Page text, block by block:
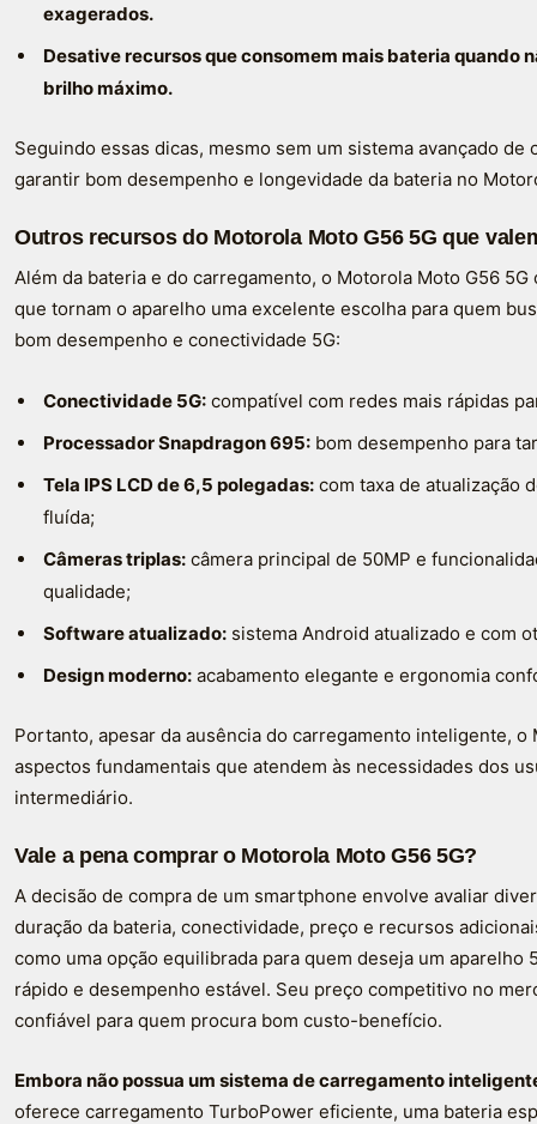
exagerados.
Desative recursos que consomem mais bateria quando
brilho máximo.
Seguindo essas dicas, mesmo sem um sistema avançado
garantir bom desempenho e longevidade da bateria no
Outros recursos do Motorola Moto G56 5G que
Além da bateria e do carregamento, o Motorola Moto G56
que tornam o aparelho uma excelente escolha para quem
bom desempenho e conectividade 5G:
Conectividade 5G: compatível com redes mais rápidas
Processador Snapdragon 695: bom desempenho para
Tela IPS LCD de 6,5 polegadas: com taxa de atualização
fluída;
Câmeras triplas: câmera principal de 50MP e
qualidade;
Software atualizado: sistema Android atualizado e com
Design moderno: acabamento elegante e ergonomia
Portanto, apesar da ausência do carregamento inteligente, o
aspectos fundamentais que atendem às necessidades dos
intermediário.
Vale a pena comprar o Motorola Moto G56 5G?
A decisão de compra de um smartphone envolve avaliar
duração da bateria, conectividade, preço e recursos
como uma opção equilibrada para quem deseja um aparelho
rápido e desempenho estável. Seu preço competitivo no
confiável para quem procura bom custo-benefício.
Embora não possua um sistema de carregamento
oferece carregamento TurboPower eficiente, uma bateria